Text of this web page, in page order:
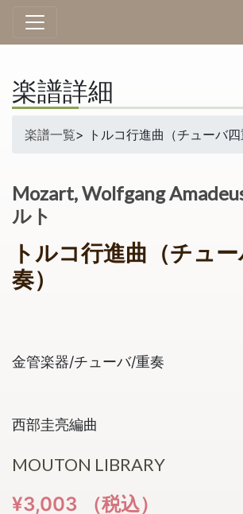
楽譜詳細
楽譜一覧> トルコ行進曲（チューバ
Mozart, Wolfgang
ルト
トルコ行進曲（チュ
奏）
金管楽器/チューバ/重奏
西部圭亮編曲
MOUTON LIBRARY
¥3,003 （税込）